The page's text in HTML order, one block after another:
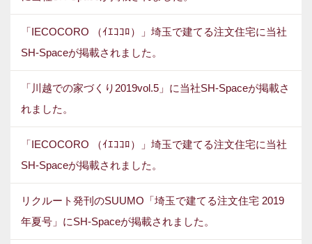
「IECOCORO （ｲｴｺｺﾛ）」埼玉で建てる注文住宅に当社
SH-Spaceが掲載されました。
「川越での家づくり2019vol.5」に当社SH-Spaceが掲載さ
れました。
「IECOCORO （ｲｴｺｺﾛ）」埼玉で建てる注文住宅に当社
SH-Spaceが掲載されました。
リクルート発刊のSUUMO「埼玉で建てる注文住宅 2019
年夏号」にSH-Spaceが掲載されました。